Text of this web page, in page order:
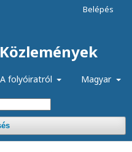
A folyóiratról Magyar
Belépés